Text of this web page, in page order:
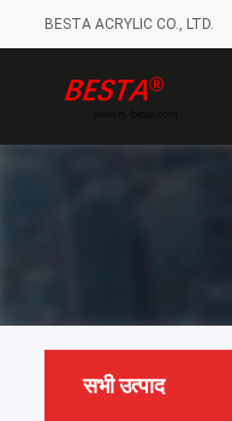
BESTA ACRYLIC CO., LTD.
सभी उत्पाद